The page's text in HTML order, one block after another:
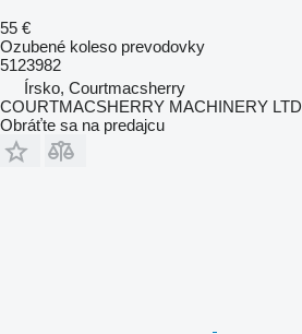
55 €
Ozubené koleso prevodovky
5123982
Írsko, Courtmacsherry
COURTMACSHERRY MACHINERY LTD
Obráťte sa na predajcu